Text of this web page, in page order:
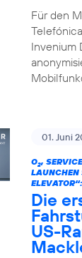
Für den
Invenium
01. Juni
O2,
LAUNCHEN
ELEVATOR“:
Die
US-